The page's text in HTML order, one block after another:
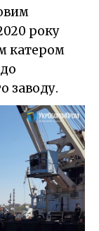
року
катером
заводу.